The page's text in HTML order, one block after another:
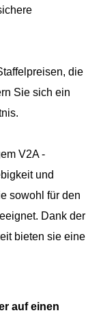
die
Sie sich ein
V2A -
und
sowohl für den
Dank der
bieten sie eine
auf einen